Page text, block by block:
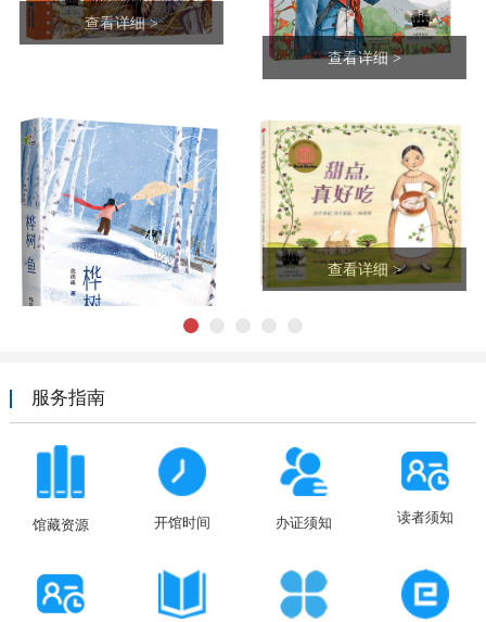
查看详细 >
查看详细 >
查看详细 >
3
服务指南
馆藏资源 开馆时间 办证须知 读者须知